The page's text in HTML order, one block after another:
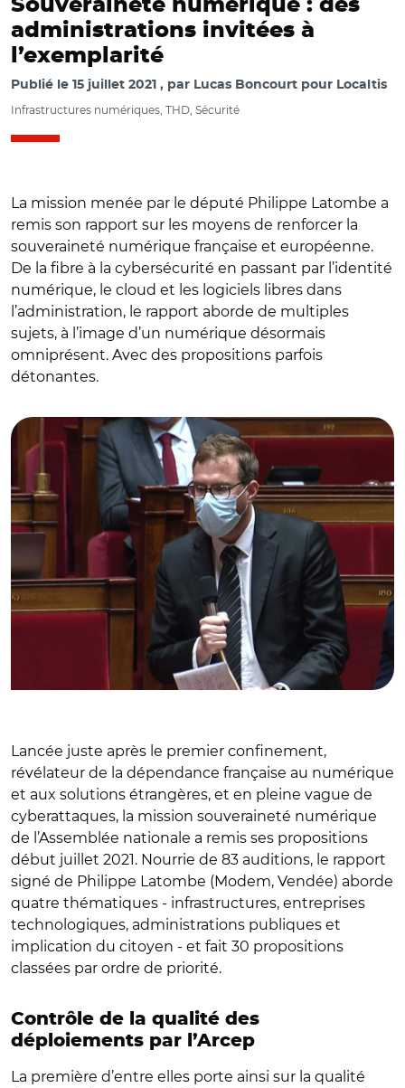
Souveraineté numérique : des
administrations invitées à
l’exemplarité
Publié le 15 juillet 2021 par Lucas Boncourt pour Localtis
Infrastructures numériques, THD, Sécurité
La mission menée par le député Philippe Latombe a
remis son rapport sur les moyens de renforcer la
souveraineté numérique française et européenne.
De la fibre à la cybersécurité en passant par l’identité
numérique, le cloud et les logiciels libres dans
l’administration, le rapport aborde de multiples
sujets, à l’image d’un numérique désormais
omniprésent. Avec des propositions parfois
détonantes.
© Capture vidéo Assemblée nationale/ Philippe Latombe
Lancée juste après le premier confinement,
révélateur de la dépendance française au numérique
et aux solutions étrangères, et en pleine vague de
cyberattaques, la mission souveraineté numérique
de l’Assemblée nationale a remis ses propositions
début juillet 2021. Nourrie de 83 auditions, le rapport
signé de Philippe Latombe (Modem, Vendée) aborde
quatre thématiques - infrastructures, entreprises
technologiques, administrations publiques et
implication du citoyen - et fait 30 propositions
classées par ordre de priorité.
Contrôle de la qualité des
déploiements par l’Arcep
La première d’entre elles porte ainsi sur la qualité